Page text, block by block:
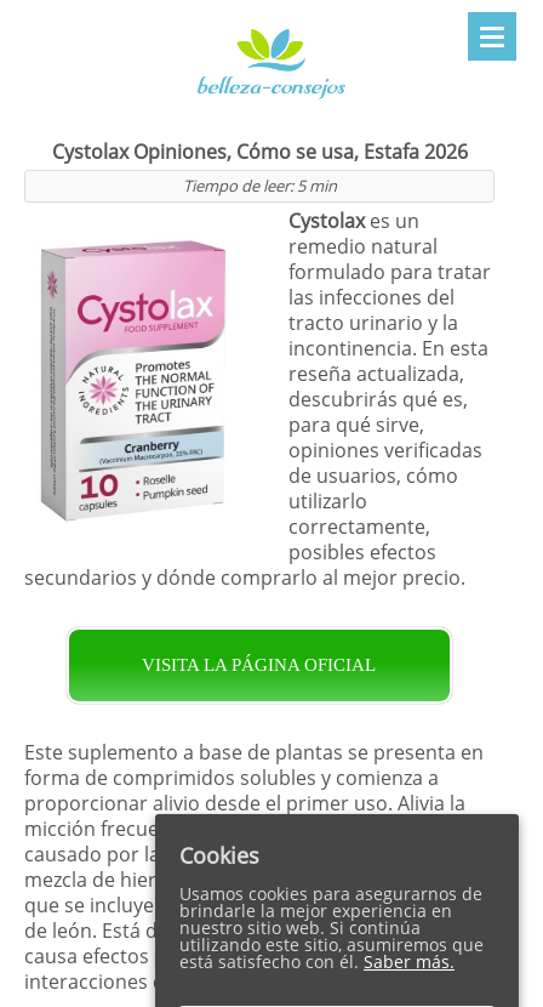
Cystolax Opiniones, Cómo se usa, Estafa 2026
Tiempo de leer:5 min
Cystolaxes un
remedio natural
formulado para tratar
las infecciones del
tracto urinario y la
incontinencia. En esta
reseña actualizada,
descubrirás qué es,
para qué sirve,
opiniones verificadas
de usuarios, cómo
utilizarlo
correctamente,
posibles efectos
secundarios y dónde comprarlo al mejor precio.
VISITA LA PÁGINA OFICIAL
Este suplemento a base de plantas se presenta en
forma de comprimidos solubles y comienza a
proporcionar alivio desde el primer uso. Alivia la
micción frecuente, la presión en la vejiga y el dolor
causado por la inflamación. Cystolax contiene una
mezcla de hierbas de eficacia probada, entre las
que se incluyen el arándano rojo y la raíz de diente
de león. Está diseñado para su uso diario y no
causa efectos secundarios negativos ni
interacciones con otros medicamentos.
Cookies
Usamos cookies para asegurarnos de
brindarle la mejor experiencia en
nuestro sitio web. Si continúa
utilizando este sitio, asumiremos que
está satisfecho con él. Saber más.